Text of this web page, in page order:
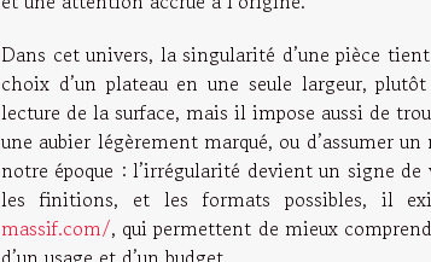
Dans cet univers, la singularité d’une pièce
choix d’un plateau en une seule largeur,
lecture de la surface, mais il impose aussi de
une aubier légèrement marqué, ou d’assumer
notre époque : l’irrégularité devient un signe
les finitions, et les formats possibles, il
massif.com/, qui permettent de mieux